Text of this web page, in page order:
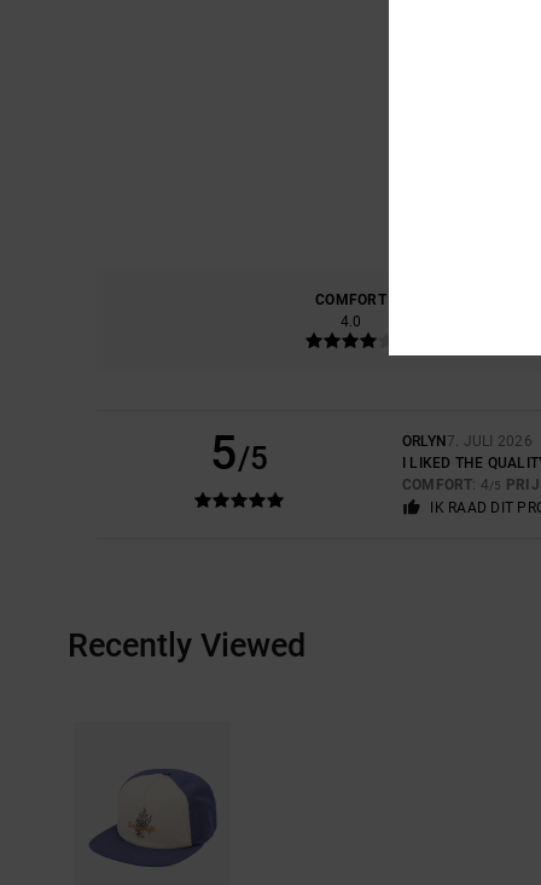
COMFORT
4.0
5/5 ORLYN 7. JULI 2026
I LIKED THE
COMFORT: 4/5
IK RAAD DIT
Recently Viewed